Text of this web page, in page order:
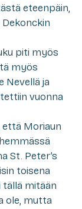
eteenpäin,
piti myös
myös
Nevellä ja
vuonna
Moriaun
St. Peter’s
toisena
tällä mitään
ole, mutta